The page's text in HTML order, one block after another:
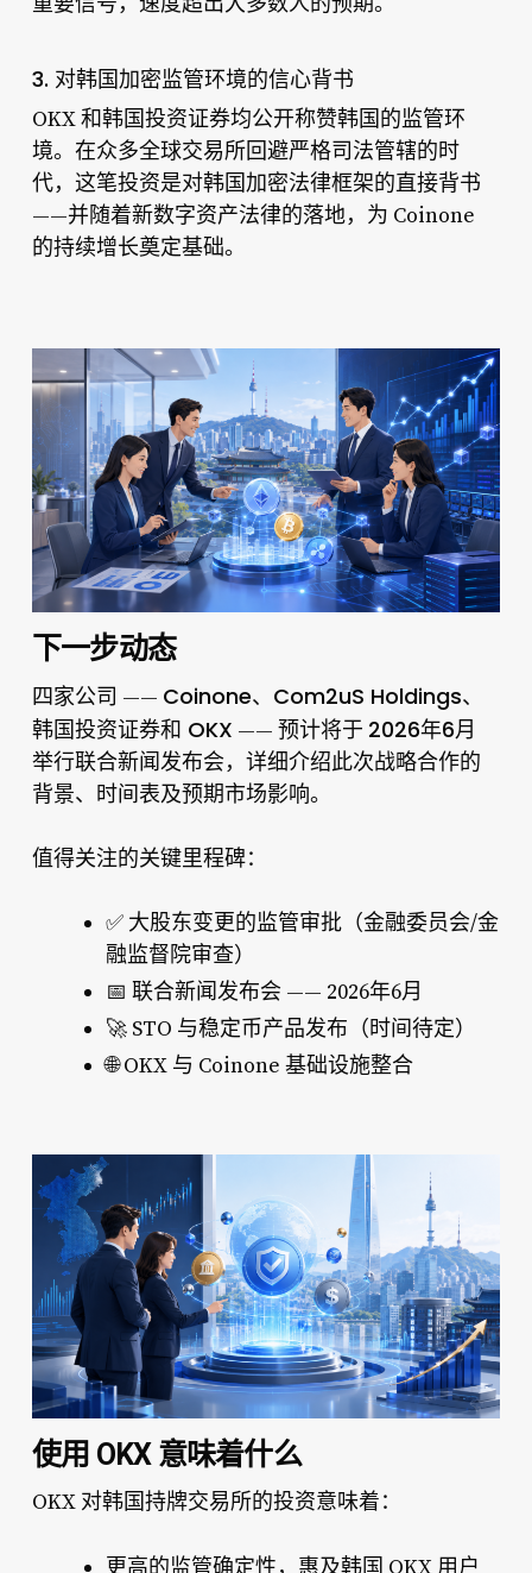
3. 对韩国加密监管环境的信心背书
OKX 和韩国投资证券均公开称赞韩国的监管环
境。在众多全球交易所回避严格司法管辖的时
代，这笔投资是对韩国加密法律框架的直接背书
——并随着新数字资产法律的落地，为 Coinone
的持续增长奠定基础。
下一步动态
四家公司 —— Coinone、Com2uS Holdings、
韩国投资证券和 OKX —— 预计将于 2026年6月
举行联合新闻发布会，详细介绍此次战略合作的
背景、时间表及预期市场影响。
值得关注的关键里程碑：
✅ 大股东变更的监管审批（金融委员会/金
融监督院审查）
📅 联合新闻发布会 —— 2026年6月
🚀 STO 与稳定币产品发布（时间待定）
🌐 OKX 与 Coinone 基础设施整合
使用 OKX 意味着什么
OKX 对韩国持牌交易所的投资意味着：
更高的监管确定性